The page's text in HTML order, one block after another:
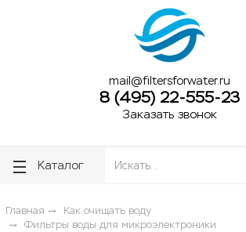
mail@filtersforwater.ru
8 (495) 22-555-23
Заказать звонок
Каталог
Главная
Как очищать воду
Фильтры воды для микроэлектроники